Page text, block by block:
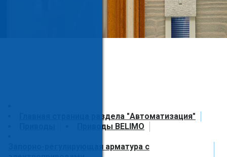
Главная страница раздела "Автоматизация"
Приводы BELIMO
Запорно-регулирующая арматура с